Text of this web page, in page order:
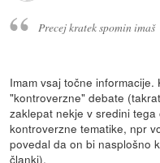
Precej kratek spomin imaš
Imam vsaj točne
"kontroverzne" debate
zaklepat nekje v sredini
kontroverzne tematike, npr
povedal da on bi nasplošno
članki).